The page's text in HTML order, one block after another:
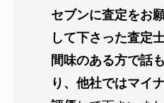
セブンに査定をお
して下さった査定
間味のある方で話
り、他社ではマイ